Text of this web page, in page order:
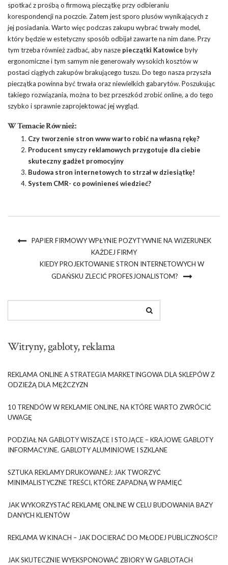
spotkać z prośbą o firmową pieczątkę przy odbieraniu
korespondencji na poczcie. Zatem jest sporo plusów wynikających z
jej posiadania. Warto więc podczas zakupu wybrać trwały model,
który będzie w estetyczny sposób odbijał zawarte na nim dane. Przy
tym trzeba również zadbać, aby nasze pieczątki Katowice były
ergonomiczne i tym samym nie generowały wysokich kosztów w
postaci ciągłych zakupów brakującego tuszu. Do tego nasza przyszła
pieczątka powinna być trwała oraz niewielkich gabarytów. Poszukując
takiego rozwiązania, można to bez przeszkód zrobić online, a do tego
szybko i sprawnie zaprojektować jej wygląd.
W Temacie Również:
Czy tworzenie stron www warto robić na własną rękę?
Producent smyczy reklamowych przygotuje dla ciebie
skuteczny gadżet promocyjny
Budowa stron internetowych to strzał w dziesiątkę!
System CMR- co powinieneś wiedzieć?
PAPIER FIRMOWY WPŁYNIE POZYTYWNIE NA WIZERUNEK
KAŻDEJ FIRMY
KIEDY PROJEKTOWANIE STRON INTERNETOWYCH W
GDAŃSKU ZLECIĆ PROFESJONALISTOM?
Witryny, gabloty, reklama
REKLAMA ONLINE A STRATEGIA MARKETINGOWA DLA SKLEPÓW Z
ODZIEŻĄ DLA MĘŻCZYZN
10 TRENDÓW W REKLAMIE ONLINE, NA KTÓRE WARTO ZWRÓCIĆ
UWAGĘ
PODZIAŁ NA GABLOTY WISZĄCE I STOJĄCE – KRAJOWE GABLOTY
INFORMACYJNE. GABLOTY ALUMINIOWE I SZKLANE
SZTUKA REKLAMY DRUKOWANEJ: JAK TWORZYĆ
MINIMALISTYCZNE TREŚCI, KTÓRE ZAPADNĄ W PAMIĘĆ
JAK WYKORZYSTAĆ REKLAMĘ ONLINE W CELU BUDOWANIA BAZY
DANYCH KLIENTÓW
REKLAMA W KINACH – JAK DOCIERAĆ DO MŁODEJ PUBLICZNOŚCI?
JAK SKUTECZNIE WYEKSPONOWAĆ ZBIORY W GABLOTACH